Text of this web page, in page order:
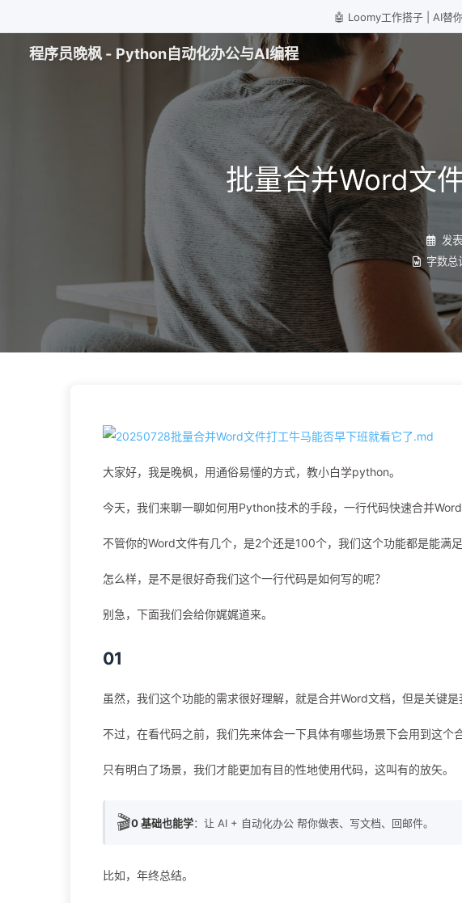
🤖 Loomy工作搭子 | AI替
程序员晚枫 - Python自动化办公与AI编程
批量合并Word文
发
字数总
大家好，我是晚枫，用通俗易懂的方式，教小白学python。
今天，我们来聊一聊如何用Python技术的手段，一行代码快速合并Word
不管你的Word文件有几个，是2个还是100个，我们这个功能都是能满
怎么样，是不是很好奇我们这个一行代码是如何写的呢？
别急，下面我们会给你娓娓道来。
01
虽然，我们这个功能的需求很好理解，就是合并Word文档，但是关键是
不过，在看代码之前，我们先来体会一下具体有哪些场景下会用到这个
只有明白了场景，我们才能更加有目的性地使用代码，这叫有的放矢。
🎬0 基础也能学：让 AI + 自动化办公 帮你做表、写文档、回邮件。
比如，年终总结。